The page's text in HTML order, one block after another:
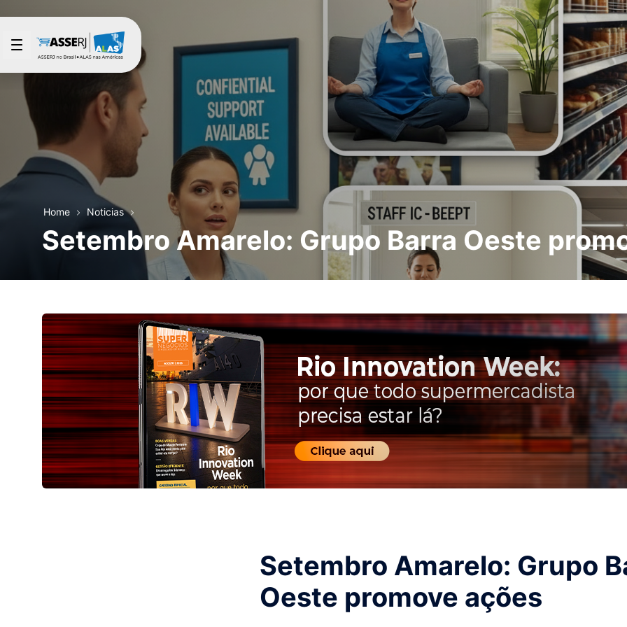
Saltar al contenido principal
Home Noticias
Setembro Amarelo: Grupo Barra Oeste
Setembro Amarelo: Grupo
Oeste promove ações